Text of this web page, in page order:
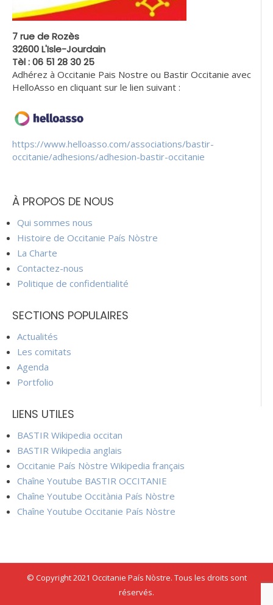
7 rue de Rozès
32600 L'Isle-Jourdain
Tèl : 06 51 28 30 25
Adhérez à Occitanie Pais Nostre ou Bastir Occitanie avec
HelloAsso en cliquant sur le lien suivant :
https://www.helloasso.com/associations/bastir-
occitanie/adhesions/adhesion-bastir-occitanie
À PROPOS DE NOUS
Qui sommes nous
Histoire de Occitanie País Nòstre
La Charte
Contactez-nous
Politique de confidentialité
SECTIONS POPULAIRES
Actualités
Les comitats
Agenda
Portfolio
LIENS UTILES
BASTIR Wikipedia occitan
BASTIR Wikipedia anglais
Occitanie País Nòstre Wikipedia français
Chaîne Youtube BASTIR OCCITANIE
Chaîne Youtube Occitània País Nòstre
Chaîne Youtube Occitanie País Nòstre
© Copyright 2021 Occitanie País Nòstre. Tous les droits sont
réservés.